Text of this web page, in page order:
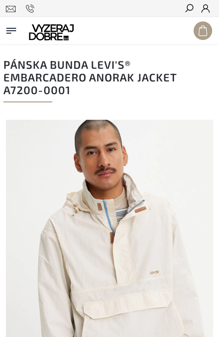
Hľadať
PÁNSKA BUNDA LEVI'S®
EMBARCADERO ANORAK JACKET
A7200-0001